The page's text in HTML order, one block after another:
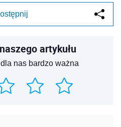
artykułu
nas bardzo ważna